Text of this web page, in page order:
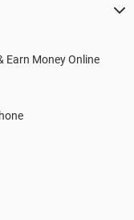
Earn Money Online